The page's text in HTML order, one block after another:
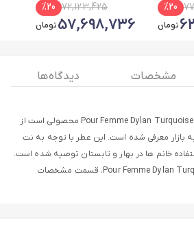
%20
تومان
72,123,425
%20
57,698,736تومان
مشخصات
دیدگاه ها
ادوتویلت زنانه ورساچه مدل Pour Femme Dylan Turquoise محصولی است از
عطرساز که در سال 2020 به بازار معرفی شده است. این عطر با توجه به نت
خانم ها در بهار و تابستان توصیه شده است.
برای آشنایی با نت های Pour Femme Dylan Turquoise، قسمت مشخصات